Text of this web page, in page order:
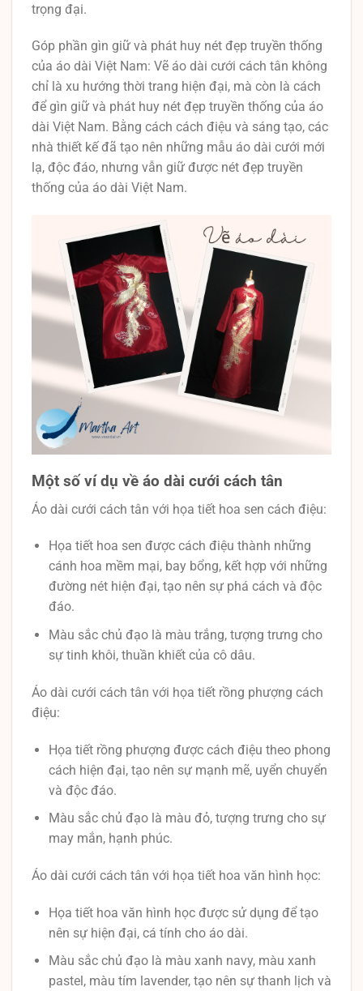
trọng đại.
Góp phần gìn giữ và phát huy nét đẹp truyền thống
của áo dài Việt Nam: Vẽ áo dài cưới cách tân không
chỉ là xu hướng thời trang hiện đại, mà còn là cách
để gìn giữ và phát huy nét đẹp truyền thống của áo
dài Việt Nam. Bằng cách cách điệu và sáng tạo, các
nhà thiết kế đã tạo nên những mẫu áo dài cưới mới
lạ, độc đáo, nhưng vẫn giữ được nét đẹp truyền
thống của áo dài Việt Nam.
Một số ví dụ về áo dài cưới cách tân
Áo dài cưới cách tân với họa tiết hoa sen cách điệu:
Họa tiết hoa sen được cách điệu thành những
cánh hoa mềm mại, bay bổng, kết hợp với những
đường nét hiện đại, tạo nên sự phá cách và độc
đáo.
Màu sắc chủ đạo là màu trắng, tượng trưng cho
sự tinh khôi, thuần khiết của cô dâu.
Áo dài cưới cách tân với họa tiết rồng phượng cách
điệu:
Họa tiết rồng phượng được cách điệu theo phong
cách hiện đại, tạo nên sự mạnh mẽ, uyển chuyển
và độc đáo.
Màu sắc chủ đạo là màu đỏ, tượng trưng cho sự
may mắn, hạnh phúc.
Áo dài cưới cách tân với họa tiết hoa văn hình học:
Họa tiết hoa văn hình học được sử dụng để tạo
nên sự hiện đại, cá tính cho áo dài.
Màu sắc chủ đạo là màu xanh navy, màu xanh
pastel, màu tím lavender, tạo nên sự thanh lịch và